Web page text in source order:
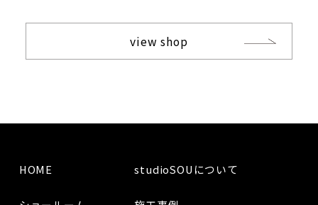
view shop
HOME studioSOUについて